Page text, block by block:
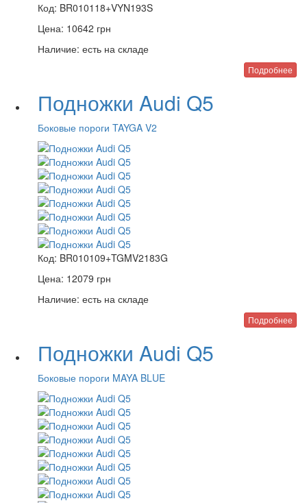
Код: BR010118+VYN193S
Цена: 10642 грн
Наличие: есть на складе
Подробнее
Подножки Audi Q5
Боковые пороги TAYGA V2
Код: BR010109+TGMV2183G
Цена: 12079 грн
Наличие: есть на складе
Подробнее
Подножки Audi Q5
Боковые пороги MAYA BLUE